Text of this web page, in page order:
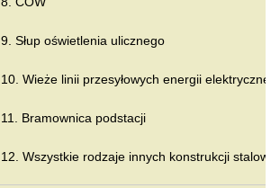
9. Słup oświetlenia ulicznego
10. Wieże linii przesyłowych energii elektrycznej
11. Bramownica podstacji
12. Wszystkie rodzaje innych konstrukcji